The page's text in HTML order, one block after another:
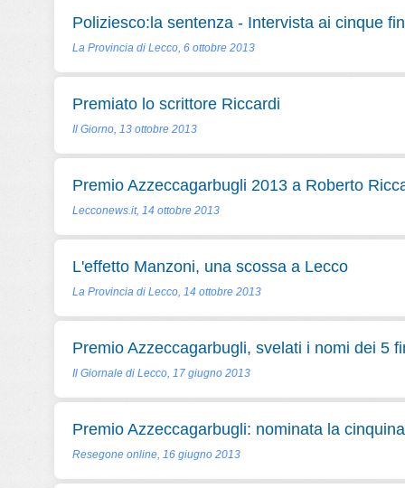
Poliziesco:la sentenza - Intervista ai cinque
La Provincia di Lecco, 6 ottobre 2013
Premiato lo scrittore Riccardi
Il Giorno, 13 ottobre 2013
Premio Azzeccagarbugli 2013 a Roberto
Lecconews.it, 14 ottobre 2013
L'effetto Manzoni, una scossa a Lecco
La Provincia di Lecco, 14 ottobre 2013
Premio Azzeccagarbugli, svelati i nomi dei 5
Il Giornale di Lecco, 17 giugno 2013
Premio Azzeccagarbugli: nominata la
Resegone online, 16 giugno 2013